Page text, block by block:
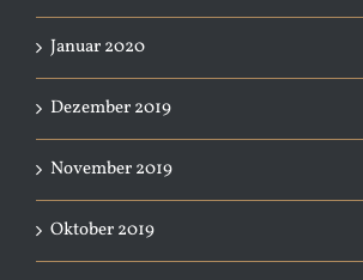
Januar 2020
Dezember 2019
November 2019
Oktober 2019